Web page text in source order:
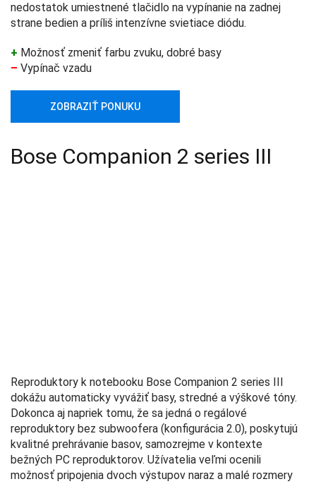
nedostatok umiestnené tlačidlo na vypínanie na zadnej
strane bedien a príliš intenzívne svietiace diódu.
+ Možnosť zmeniť farbu zvuku, dobré basy
– Vypínač vzadu
ZOBRAZIŤ PONUKU
Bose Companion 2 series III
Reproduktory k notebooku Bose Companion 2 series III
dokážu automaticky vyvážiť basy, stredné a výškové tóny.
Dokonca aj napriek tomu, že sa jedná o regálové
reproduktory bez subwoofera (konfigurácia 2.0), poskytujú
kvalitné prehrávanie basov, samozrejme v kontexte
bežných PC reproduktorov. Užívatelia veľmi ocenili
možnosť pripojenia dvoch výstupov naraz a malé rozmery